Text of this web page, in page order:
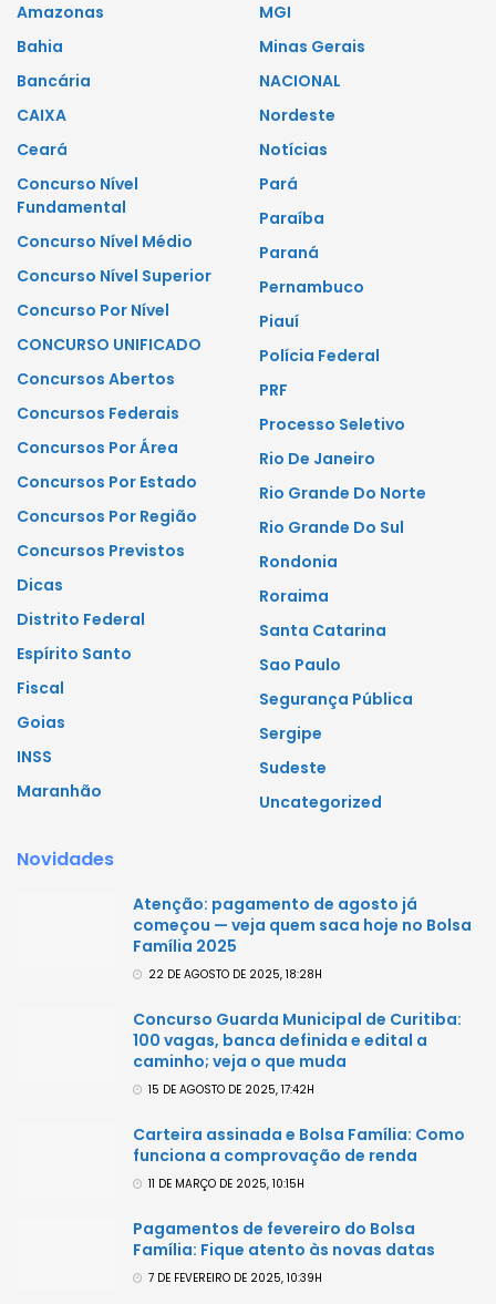
Amazonas
Bahia
Bancária
CAIXA
Ceará
Concurso Nível
Fundamental
Concurso Nível Médio
Concurso Nível Superior
Concurso Por Nível
CONCURSO UNIFICADO
Concursos Abertos
Concursos Federais
Concursos Por Área
Concursos Por Estado
Concursos Por Região
Concursos Previstos
Dicas
Distrito Federal
Espírito Santo
Fiscal
Goias
INSS
Maranhão
MGI
Minas Gerais
NACIONAL
Nordeste
Notícias
Pará
Paraíba
Paraná
Pernambuco
Piauí
Polícia Federal
PRF
Processo Seletivo
Rio De Janeiro
Rio Grande Do Norte
Rio Grande Do Sul
Rondonia
Roraima
Santa Catarina
Sao Paulo
Segurança Pública
Sergipe
Sudeste
Uncategorized
Novidades
Atenção: pagamento de agosto já
começou — veja quem saca hoje no Bolsa
Família 2025
22 DE AGOSTO DE 2025, 18:28H
Concurso Guarda Municipal de Curitiba:
100 vagas, banca definida e edital a
caminho; veja o que muda
15 DE AGOSTO DE 2025, 17:42H
Carteira assinada e Bolsa Família: Como
funciona a comprovação de renda
11 DE MARÇO DE 2025, 10:15H
Pagamentos de fevereiro do Bolsa
Família: Fique atento às novas datas
7 DE FEVEREIRO DE 2025, 10:39H